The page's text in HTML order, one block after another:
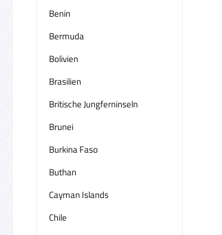
Benin
Bermuda
Bolivien
Brasilien
Britische Jungferninseln
Brunei
Burkina Faso
Buthan
Cayman Islands
Chile